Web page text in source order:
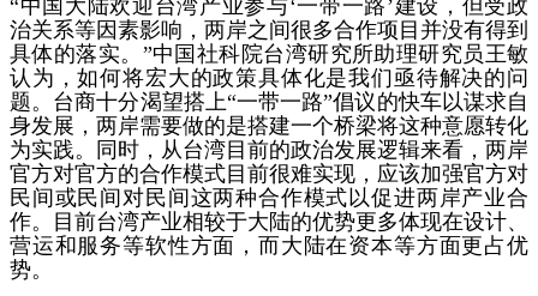
“中国大陆欢迎台湾产业参与‘一带一路’建设，但受政
治关系等因素影响，两岸之间很多合作项目并没有得到
具体的落实。”中国社科院台湾研究所助理研究员王敏
认为，如何将宏大的政策具体化是我们亟待解决的问
题。台商十分渴望搭上“一带一路”倡议的快车以谋求自
身发展，两岸需要做的是搭建一个桥梁将这种意愿转化
为实践。同时，从台湾目前的政治发展逻辑来看，两岸
官方对官方的合作模式目前很难实现，应该加强官方对
民间或民间对民间这两种合作模式以促进两岸产业合
作。目前台湾产业相较于大陆的优势更多体现在设计、
营运和服务等软性方面，而大陆在资本等方面更占优
势。